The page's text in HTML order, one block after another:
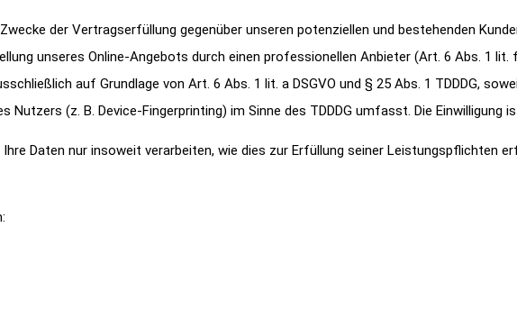
der Vertragserfüllung gegenüber unseren potenziellen und bestehenden
unseres Online-Angebots durch einen professionellen Anbieter (Art. 6 Abs. 1 lit.
auf Grundlage von Art. 6 Abs. 1 lit. a DSGVO und § 25 Abs. 1 TDDDG,
(z. B. Device-Fingerprinting) im Sinne des TDDDG umfasst. Die Einwilligung
Daten nur insoweit verarbeiten, wie dies zur Erfüllung seiner Leistungspflichten